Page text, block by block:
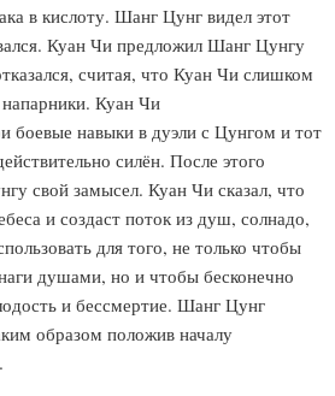
в кислоту. Шанг Цунг видел этот
Куан Чи предложил Шанг Цунгу
считая, что Куан Чи слишком
Куан Чи
боевые навыки в дуэли с Цунгом и тот
силён. После этого
свой замысел. Куан Чи сказал, что
и создаст поток из душ, солнадо,
для того, не только чтобы
душами, но и чтобы бесконечно
и бессмертие. Шанг Цунг
образом положив началу